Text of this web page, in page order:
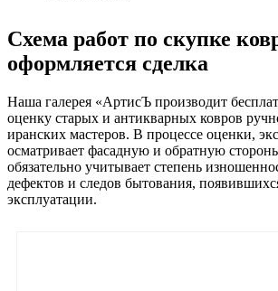
Схема работ по скупке
оформляется сделка
Наша галерея «АртисЪ производит
оценку старых и антикварных ковров
иранских мастеров. В процессе оценки,
осматривает фасадную и обратную
обязательно учитывает степень
дефектов и следов бытования,
эксплуатации.